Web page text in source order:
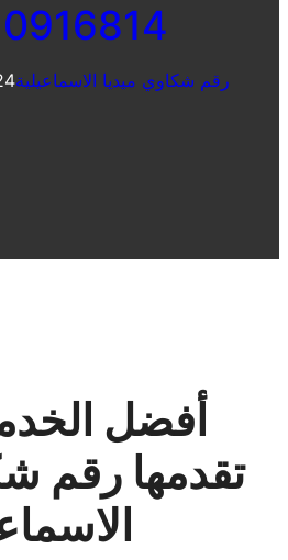
رقم شكاوي ميديا الاسماعيلية
أفضل
تقدمها رقم